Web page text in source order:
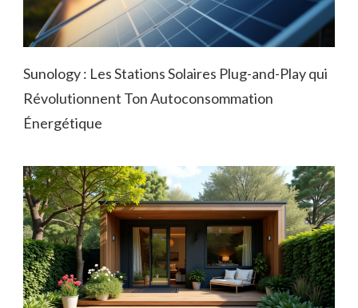
Sunology : Les Stations Solaires Plug-and-Play qui
Révolutionnent Ton Autoconsommation
Énergétique